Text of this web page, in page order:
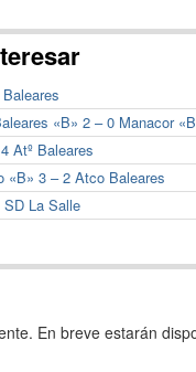
«B» 2 – 0 Manacor
Atº Baleares
«B» 3 – 2 Atco Baleares
La Salle
En breve estarán